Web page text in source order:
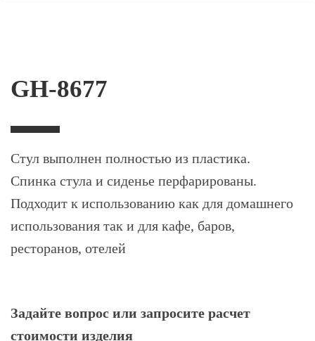
GH-8677
Стул выполнен полностью из пластика.
Спинка стула и сиденье перфарированы.
Подходит к использованию как для домашнего
использования так и для кафе, баров,
ресторанов, отелей
Задайте вопрос или запросите расчет
стоимости изделия